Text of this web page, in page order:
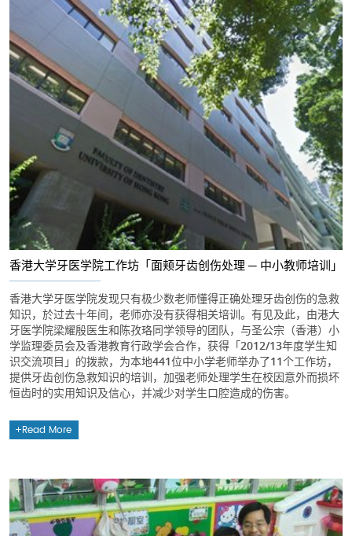
香港大学牙医学院工作坊「面颊牙齿创伤处理 ─ 中小教师培训」
香港大学牙医学院发现只有极少数老师懂得正确处理牙齿创伤的急救
知识，於过去十年间，老师亦没有获得相关培训。有见及此，由港大
牙医学院梁耀殷医生和陈孜珞同学领导的团队，与圣公宗（香港）小
学监理委员会及香港教育行政学会合作，获得「2012/13年度学生知
识交流项目」的拨款，为本地441位中小学老师举办了11个工作坊，
提供牙齿创伤急救知识的培训，加强老师处理学生在校因意外而损坏
恒齿时的实用知识及信心，并减少对学生口腔造成的伤害。
Read More